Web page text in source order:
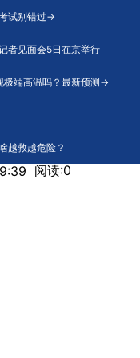
试别错过→
者见面会5日在京举行
极端高温吗？最新预测→
越救越危险？
大创新成
阅读:0